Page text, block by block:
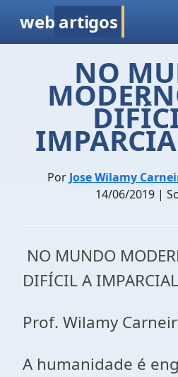
web artigos
NO
Por Jose Wilamy
14/06/2019 |
NO MUNDO
DIFÍCIL A
Prof. Wilamy
A humanidade é